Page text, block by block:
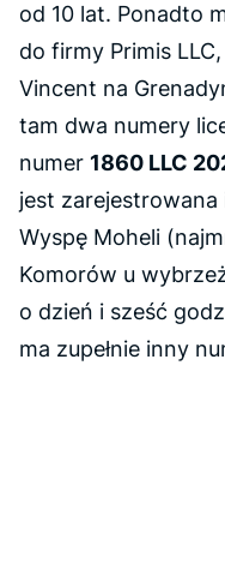
od 10 lat. Ponadto
do firmy Primis
Vincent na
tam dwa numery
numer 1860 LLC
jest
Wyspę Moheli
Komorów u
o dzień i sześć
ma zupełnie inny